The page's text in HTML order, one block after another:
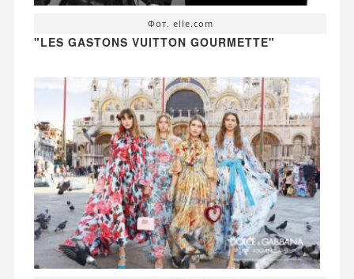
Фот. elle.com
"LES GASTONS VUITTON GOURMETTE"